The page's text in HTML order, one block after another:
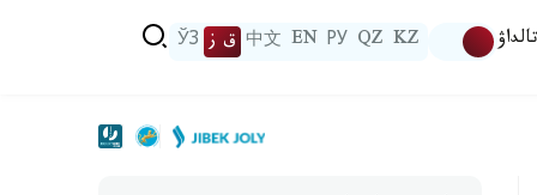
تالداۋ KZ
QZ
РУ
EN
中文 ق ز ЎЗ